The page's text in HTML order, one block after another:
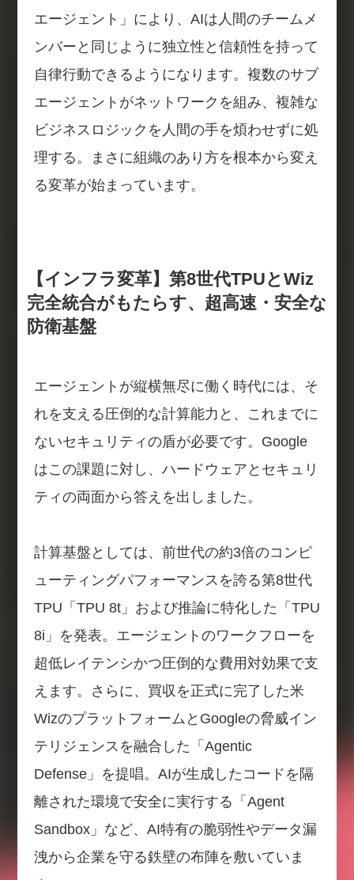
エージェント」により、AIは人間のチームメ
ンバーと同じように独立性と信頼性を持って
自律行動できるようになります。複数のサブ
エージェントがネットワークを組み、複雑な
ビジネスロジックを人間の手を煩わせずに処
理する。まさに組織のあり方を根本から変え
る変革が始まっています。
【インフラ変革】第8世代TPUとWiz
完全統合がもたらす、超高速・安全な
防衛基盤
エージェントが縦横無尽に働く時代には、そ
れを支える圧倒的な計算能力と、これまでに
ないセキュリティの盾が必要です。Google
はこの課題に対し、ハードウェアとセキュリ
ティの両面から答えを出しました。
計算基盤としては、前世代の約3倍のコンピ
ューティングパフォーマンスを誇る第8世代
TPU「TPU 8t」および推論に特化した「TPU
8i」を発表。エージェントのワークフローを
超低レイテンシかつ圧倒的な費用対効果で支
えます。さらに、買収を正式に完了した米
WizのプラットフォームとGoogleの脅威イン
テリジェンスを融合した「Agentic
Defense」を提唱。AIが生成したコードを隔
離された環境で安全に実行する「Agent
Sandbox」など、AI特有の脆弱性やデータ漏
洩から企業を守る鉄壁の布陣を敷いていま